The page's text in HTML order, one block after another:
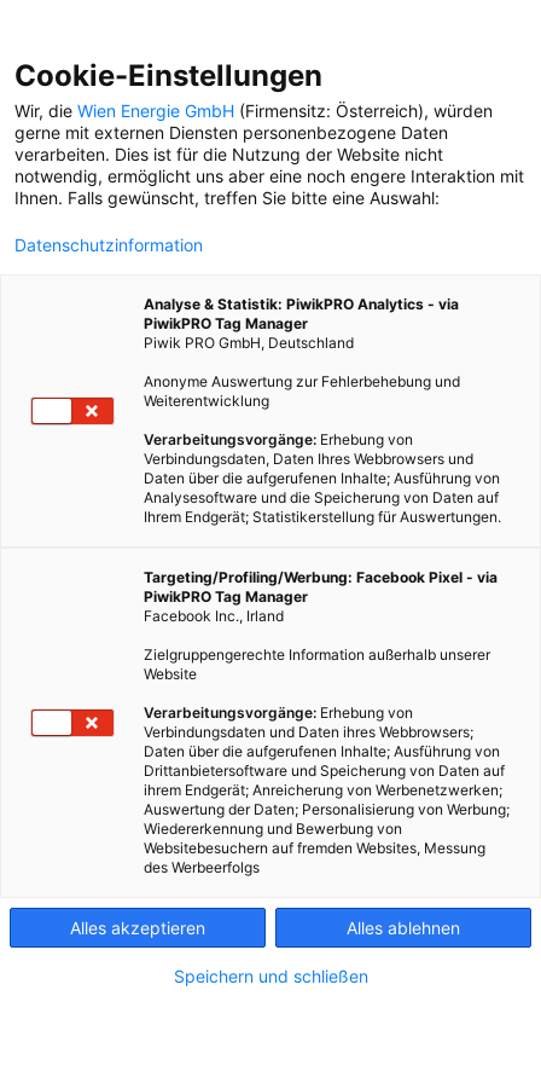
BAUGRUPPE
morgen: Alles zur Zukunft
des Zusammenlebens in
Kontakt
Impressum
Cookie-Einstellungen
Wir, die Wien Energie GmbH (Firmensitz: Österreich), würden
gerne mit externen Diensten personenbezogene Daten
verarbeiten. Dies ist für die Nutzung der Website nicht
notwendig, ermöglicht uns aber eine noch engere Interaktion mit
Ihnen. Falls gewünscht, treffen Sie bitte eine Auswahl:
Datenschutzinformation
Analyse & Statistik: PiwikPRO Analytics - via
PiwikPRO Tag Manager
Piwik PRO GmbH, Deutschland
Anonyme Auswertung zur Fehlerbehebung und
Weiterentwicklung
Verarbeitungsvorgänge: Erhebung von
Verbindungsdaten, Daten Ihres Webbrowsers und
Daten über die aufgerufenen Inhalte; Ausführung von
Analysesoftware und die Speicherung von Daten auf
Ihrem Endgerät; Statistikerstellung für Auswertungen.
Targeting/Profiling/Werbung: Facebook Pixel - via
PiwikPRO Tag Manager
Facebook Inc., Irland
Zielgruppengerechte Information außerhalb unserer
Website
Verarbeitungsvorgänge: Erhebung von
Verbindungsdaten und Daten ihres Webbrowsers;
Daten über die aufgerufenen Inhalte; Ausführung von
Drittanbietersoftware und Speicherung von Daten auf
ihrem Endgerät; Anreicherung von Werbenetzwerken;
Auswertung der Daten; Personalisierung von Werbung;
Wiedererkennung und Bewerbung von
Websitebesuchern auf fremden Websites, Messung
des Werbeerfolgs
Alles akzeptieren Alles ablehnen
Speichern und schließen